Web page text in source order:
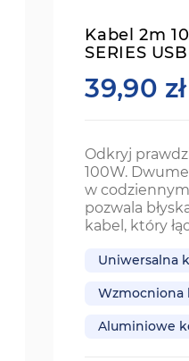
Kabel 2m
SERIES
39,90 zł
Odkryj
100W.
w
pozwala
kabel, który
Uniwersalna
Wzmocniona
Aluminiowe